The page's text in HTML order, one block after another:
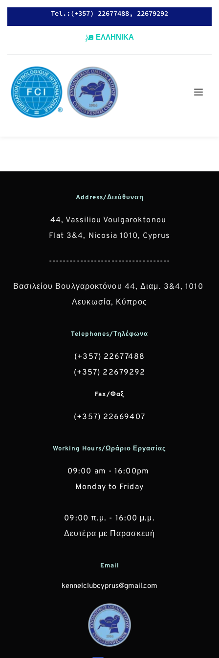
Tel.:(+357) 22677488, 22679292
ΕΛΛΗΝΙΚΑ
Address/Διεύθυνση
44, Vassiliou Voulgaroktonou
Flat 3&4, Nicosia 1010, Cyprus
-----------------------------------
Βασιλείου Βουλγαροκτόνου 44, Διαμ. 3&4, 1010
Λευκωσία, Κύπρος
Telephones/Τηλέφωνα
(+357) 22677488
(+357) 22679292
Fax/Φαξ
(+357) 22669407
Working Hours/Ωράριο Εργασίας
09:00 am - 16:00pm
Monday to Friday
09:00 π.μ. - 16:00 μ.μ.
Δευτέρα με Παρασκευή
Email
kennelclubcyprus@gmail.com